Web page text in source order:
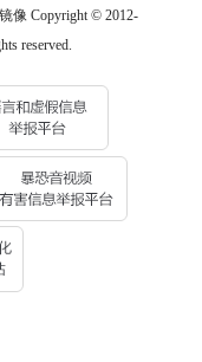
像 Copyright © 2012-
reserved.